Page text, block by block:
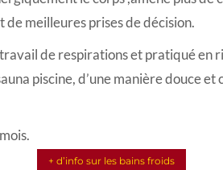
de meilleures prises de décision.
de respirations et pratiqué en
piscine, d’une manière douce et
+ d’info sur les bains froids